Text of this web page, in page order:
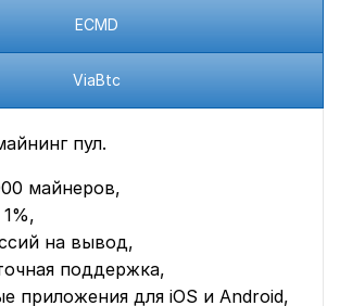
ECMD
ViaBtc
пул.
майнеров,
на вывод,
поддержка,
приложения для iOS и Android,